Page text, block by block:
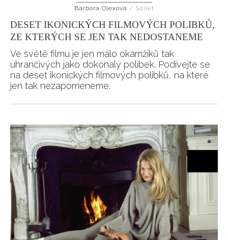
Barbora Olexová / Sdílet
DESET IKONICKÝCH FILMOVÝCH POLIBKŮ,
ZE KTERÝCH SE JEN TAK NEDOSTANEME
Ve světě filmu je jen málo okamžiků tak
uhrančivých jako dokonalý polibek. Podívejte se
na deset ikonických filmových polibků, na které
jen tak nezapomeneme.